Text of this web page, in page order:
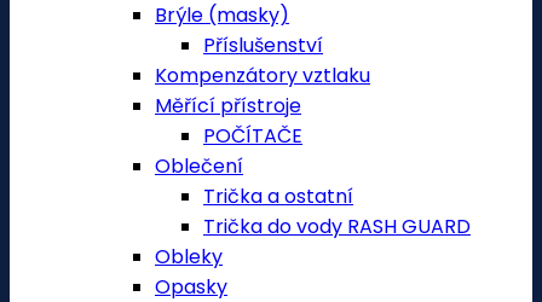
Brýle (masky)
Příslušenství
Kompenzátory vztlaku
Měřící přístroje
POČÍTAČE
Oblečení
Trička a ostatní
Trička do vody RASH GUARD
Obleky
Opasky